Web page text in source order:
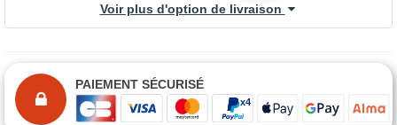
Voir plus d'option de livraison
PAIEMENT SÉCURISÉ